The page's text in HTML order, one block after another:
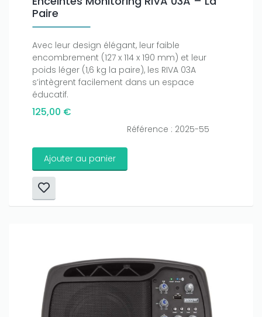
Paire
Avec leur design élégant, leur faible
encombrement (127 x 114 x 190 mm) et leur
poids léger (1,6 kg la paire), les RIVA 03A
s’intègrent facilement dans un espace
éducatif.
125,00 €
Référence : 2025-55
Ajouter au panier